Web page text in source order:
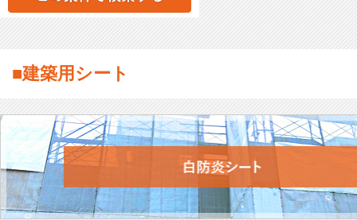
■建築用シート